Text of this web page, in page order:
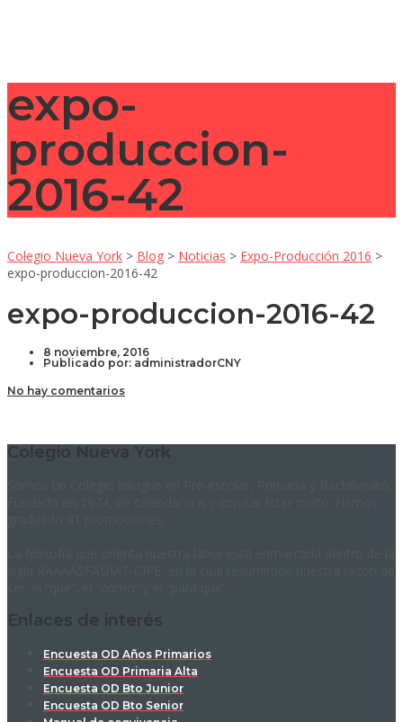
expo-
produccion-
2016-42
Colegio Nueva York > Blog > Noticias > Expo-Producción 2016 >
expo-produccion-2016-42
expo-produccion-2016-42
8 noviembre, 2016
Publicado por: administradorCNY
No hay comentarios
Colegio Nueva York
Enlaces de interés
Encuesta OD Años Primarios
Encuesta OD Primaria Alta
Encuesta OD Bto Junior
Encuesta OD Bto Senior